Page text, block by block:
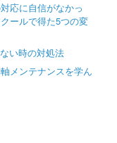
応に自信がなかっ
ールで得た5つの変
い時の対処法
メンテナンスを学ん